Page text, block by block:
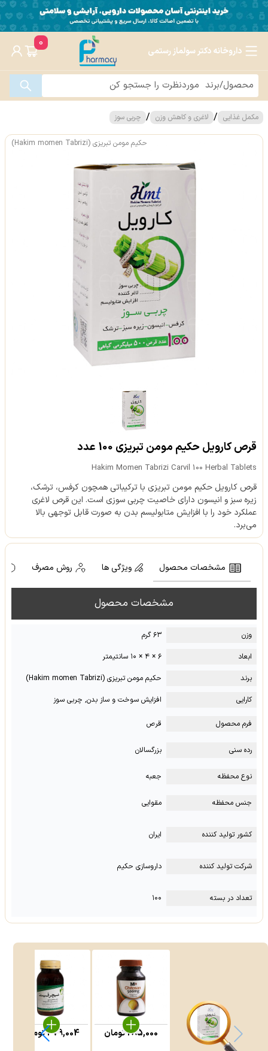
داروخانه دکتر سولماز رستمی
0
مکمل غذایی / لاغری و کاهش وزن / چربی سوز
حکیم مومن تبریزی (Hakim momen Tabrizi)
قرص کارویل حکیم مومن تبریزی 100 عدد
Hakim Momen Tabrizi Carvil 100 Herbal Tablets
قرص کارویل حکیم مومن تبریزی با ترکیباتی همچون کرفس، ترشک،
زیره سبز و انیسون دارای خاصیت چربی سوزی است. این قرص لاغری
عملکرد خود را با افزایش متابولیسم بدن به صورت قابل توجهی بالا
می‌برد.
مشخصات محصول ویژگی ها روش مصرف
مشخصات محصول
وزن
۶۳ گرم
ابعاد
۶ × ۴ × ۱۰ سانتیمتر
برند
حکیم مومن تبریزی (Hakim momen Tabrizi)
کارایی
افزایش سوخت و ساز بدن, چربی سوز
فرم محصول قرص
رده سنی بزرگسالان
نوع محفظه جعبه
جنس محفظه مقوایی
کشور تولید کننده ایران
شرکت تولید کننده داروسازی حکیم
تعداد در بسته ۱۰۰
285,000تومان 479,004تومان